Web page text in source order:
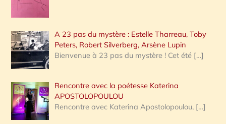
A 23 pas du mystère : Estelle Tharreau, Toby
Peters, Robert Silverberg, Arsène Lupin
Bienvenue à 23 pas du mystère ! Cet été […]
Rencontre avec la poétesse Katerina
APOSTOLOPOULOU
Rencontre avec Katerina Apostolopoulou, […]